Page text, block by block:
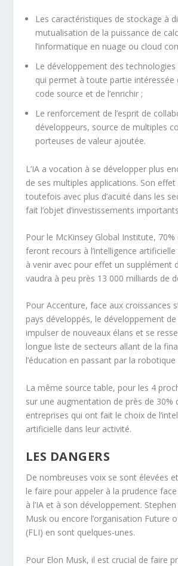
Les caractéristiques de stockage à
mutualisation de la puissance de
l’informatique en nuage ou cloud
Le développement des
qui permet à toute partie intéressée
code source et de l’enrichir ;
Le renforcement de l’esprit de
développeurs, source de multiples
porteuses de valeur ajoutée.
L’IA a vocation à se développer plus
de ses multiples applications. Son
toutefois avec plus d’acuité dans les
fait l’objet d’investissements
Pour le McKinsey Global Institute,
feront recours à l’intelligence
à venir avec pour effet un supplément
vaudra à peu près 13 000 milliards de
Pour Accenture, face aux croissances
pays développés, le développement de
impulser de nouveaux élans et se
longue liste de secteurs allant de la
l’éducation en passant par la
La même source table, pour les 4
sur une augmentation de près de 30%
entreprises qui ont fait le choix de
artificielle dans leur activité.
LES DANGERS
De nombreuses voix se sont élevées
le faire pour appeler à la prudence
à l’IA et à son développement.
Musk ou encore l’organisation Future
(FLI) en sont quelques-unes.
Pour Elon Musk, il est crucial de faire